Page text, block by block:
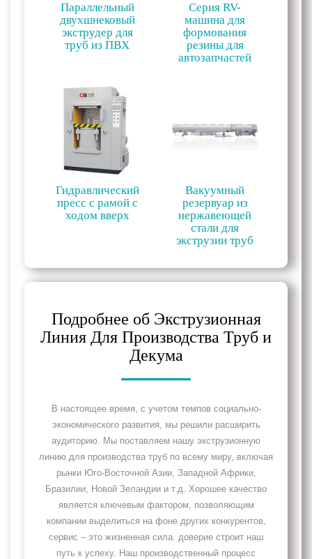
Параллельный
двухшнековый
экструдер для
труб из ПВХ
Серия RV-
машина для
формования
резины для
автозапчастей
Гидравлический
пресс с рамой с
ходом вверх
Вакуумный
резервуар из
нержавеющей
стали для
экструзии труб
Подробнее об Экструзионная
Линия Для Производства Труб и
Декума
В настоящее время, с учетом темпов социально-
экономического развития, мы решили расширить
аудиторию. Мы поставляем нашу экструзионную
линию для производства труб по всему миру, включая
рынки Юго-Восточной Азии, Западной Африки,
Бразилии, Новой Зеландии и т.д. Хорошее качество
является ключевым фактором, позволяющим
компании выделиться на фоне других конкурентов,
сервис – это жизненная сила. доверие строит наш
путь к успеху. Наш производственный процесс